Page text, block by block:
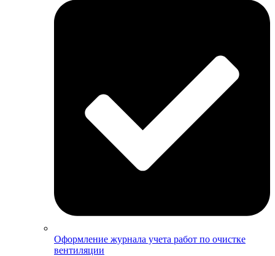
Оформление журнала учета работ по очистке
вентиляции